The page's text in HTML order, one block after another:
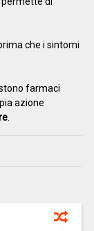
che i sintomi
farmaci
azione
.